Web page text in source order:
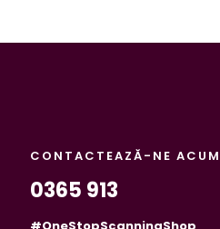
CONTACTEAZĂ-NE ACUM
0365 913